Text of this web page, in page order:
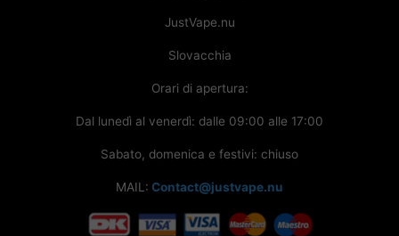
JustVape.nu
Slovacchia
Orari di apertura:
Dal lunedì al venerdì: dalle 09:00 alle 17:00
Sabato, domenica e festivi: chiuso
MAIL: Contact@justvape.nu